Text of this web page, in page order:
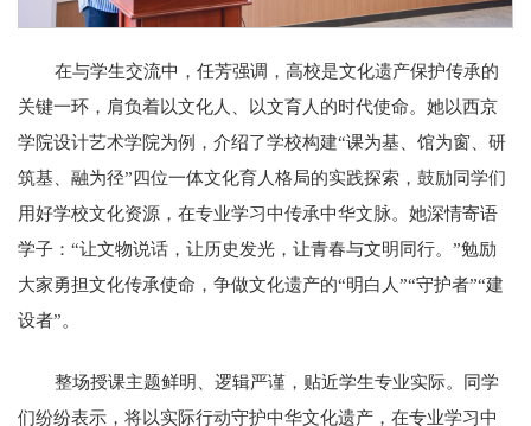
在与学生交流中，任芳强调，高校是文化遗产保护传承的
关键一环，肩负着以文化人、以文育人的时代使命。她以西京
学院设计艺术学院为例，介绍了学校构建“课为基、馆为窗、研
筑基、融为径”四位一体文化育人格局的实践探索，鼓励同学们
用好学校文化资源，在专业学习中传承中华文脉。她深情寄语
学子：“让文物说话，让历史发光，让青春与文明同行。”勉励
大家勇担文化传承使命，争做文化遗产的“明白人”“守护者”“建
设者”。
整场授课主题鲜明、逻辑严谨，贴近学生专业实际。同学
们纷纷表示，将以实际行动守护中华文化遗产，在专业学习中